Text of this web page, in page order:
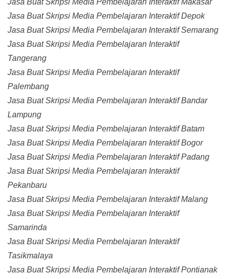
Jasa Buat Skripsi Media Pembelajaran Interaktif Makasar
Jasa Buat Skripsi Media Pembelajaran Interaktif Depok
Jasa Buat Skripsi Media Pembelajaran Interaktif Semarang
Jasa Buat Skripsi Media Pembelajaran Interaktif
Tangerang
Jasa Buat Skripsi Media Pembelajaran Interaktif
Palembang
Jasa Buat Skripsi Media Pembelajaran Interaktif Bandar
Lampung
Jasa Buat Skripsi Media Pembelajaran Interaktif Batam
Jasa Buat Skripsi Media Pembelajaran Interaktif Bogor
Jasa Buat Skripsi Media Pembelajaran Interaktif Padang
Jasa Buat Skripsi Media Pembelajaran Interaktif
Pekanbaru
Jasa Buat Skripsi Media Pembelajaran Interaktif Malang
Jasa Buat Skripsi Media Pembelajaran Interaktif
Samarinda
Jasa Buat Skripsi Media Pembelajaran Interaktif
Tasikmalaya
Jasa Buat Skripsi Media Pembelajaran Interaktif Pontianak